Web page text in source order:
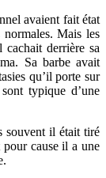
avaient fait état
normales. Mais les
cachait derrière sa
Sa barbe avait
qu’il porte sur
typique d’une
souvent il était tiré
pour cause il a une